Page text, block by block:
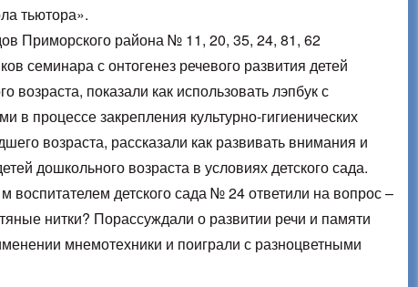
тьютора».
Приморского района № 11, 20, 35, 24, 81, 62
семинара с онтогенез речевого развития детей
возраста, показали как использовать лэпбук с
в процессе закрепления культурно-гигиенических
возраста, рассказали как развивать внимания и
дошкольного возраста в условиях детского сада.
воспитателем детского сада № 24 ответили на вопрос –
нитки? Порассуждали о развитии речи и памяти
мнемотехники и поиграли с разноцветными